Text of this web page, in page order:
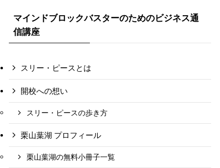
マインドブロックバスターのためのビジネス通
信講座
スリー・ピースとは
開校への想い
スリー・ピースの歩き方
栗山葉湖 プロフィール
栗山葉湖の無料小冊子一覧